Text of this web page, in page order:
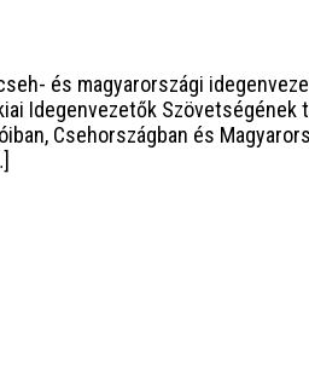
és magyarországi
Idegenvezetők
Csehországban és